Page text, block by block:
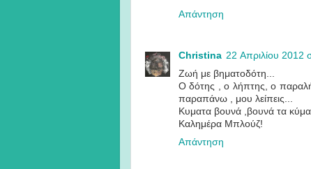
Απάντηση
Christina 22 Απριλίου 2012
Ζωή με βηματοδότη...
Ο δότης , ο λήπτης, ο
παραπάνω , μου λείπεις...
Κυματα βουνά ,βουνά τα
Καλημέρα Μπλούζ!
Απάντηση